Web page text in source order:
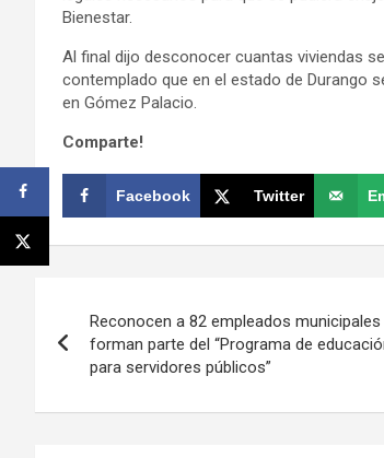
Bienestar.
Al final dijo desconocer cuantas viviendas
contemplado que en el estado de Durango
en Gómez Palacio.
Comparte!
Facebook Twitter
de
entradas
Reconocen a 82 empleados municipales
forman parte del “Programa de
para servidores públicos”